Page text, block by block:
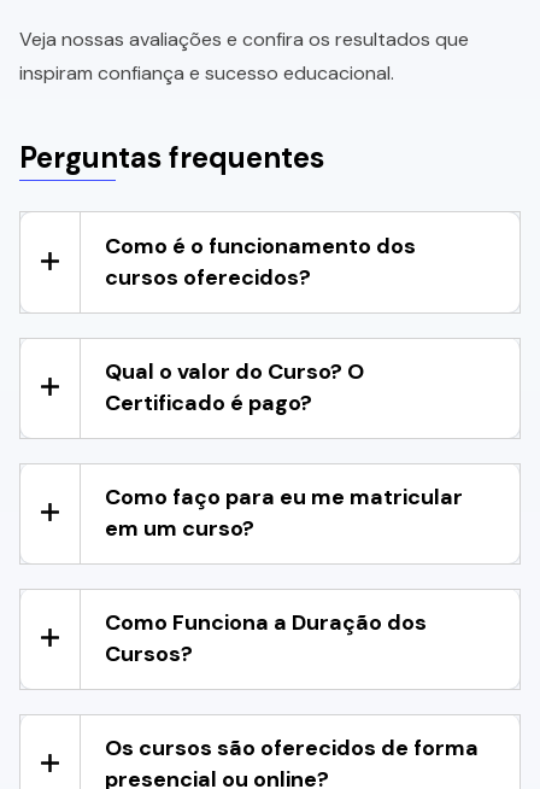
Veja nossas avaliações e confira os resultados que
inspiram confiança e sucesso educacional.
Perguntas frequentes
Como é o funcionamento dos
cursos oferecidos?
Qual o valor do Curso? O
Certificado é pago?
Como faço para eu me matricular
em um curso?
Como Funciona a Duração dos
Cursos?
Os cursos são oferecidos de forma
presencial ou online?